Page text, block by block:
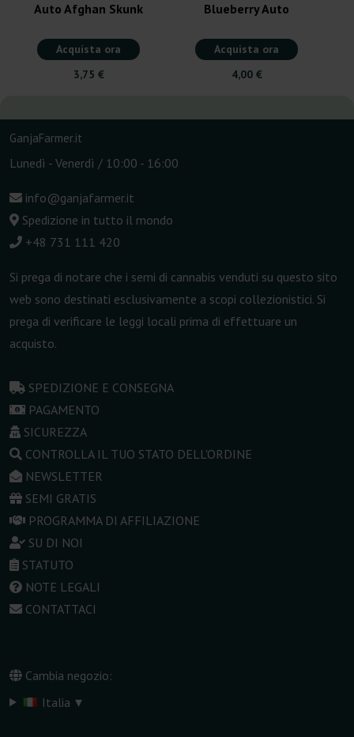
Auto Afghan Skunk
Acquista ora
3,75 €
Blueberry Auto
Acquista ora
4,00 €
GanjaFarmer.it
Lunedì - Venerdì / 10:00 - 16:00
info@ganjafarmer.it
Spedizione in tutto il mondo
+48 731 111 420
Si prega di notare che i semi di cannabis venduti su questo sito
web sono destinati esclusivamente a scopi collezionistici. Si
prega di verificare le leggi locali prima di effettuare un
acquisto.
SPEDIZIONE E CONSEGNA
PAGAMENTO
SICUREZZA
CONTROLLA IL TUO STATO DELL'ORDINE
NEWSLETTER
SEMI GRATIS
PROGRAMMA DI AFFILIAZIONE
SU DI NOI
STATUTO
NOTE LEGALI
CONTATTACI
Cambia negozio:
Italia ▾